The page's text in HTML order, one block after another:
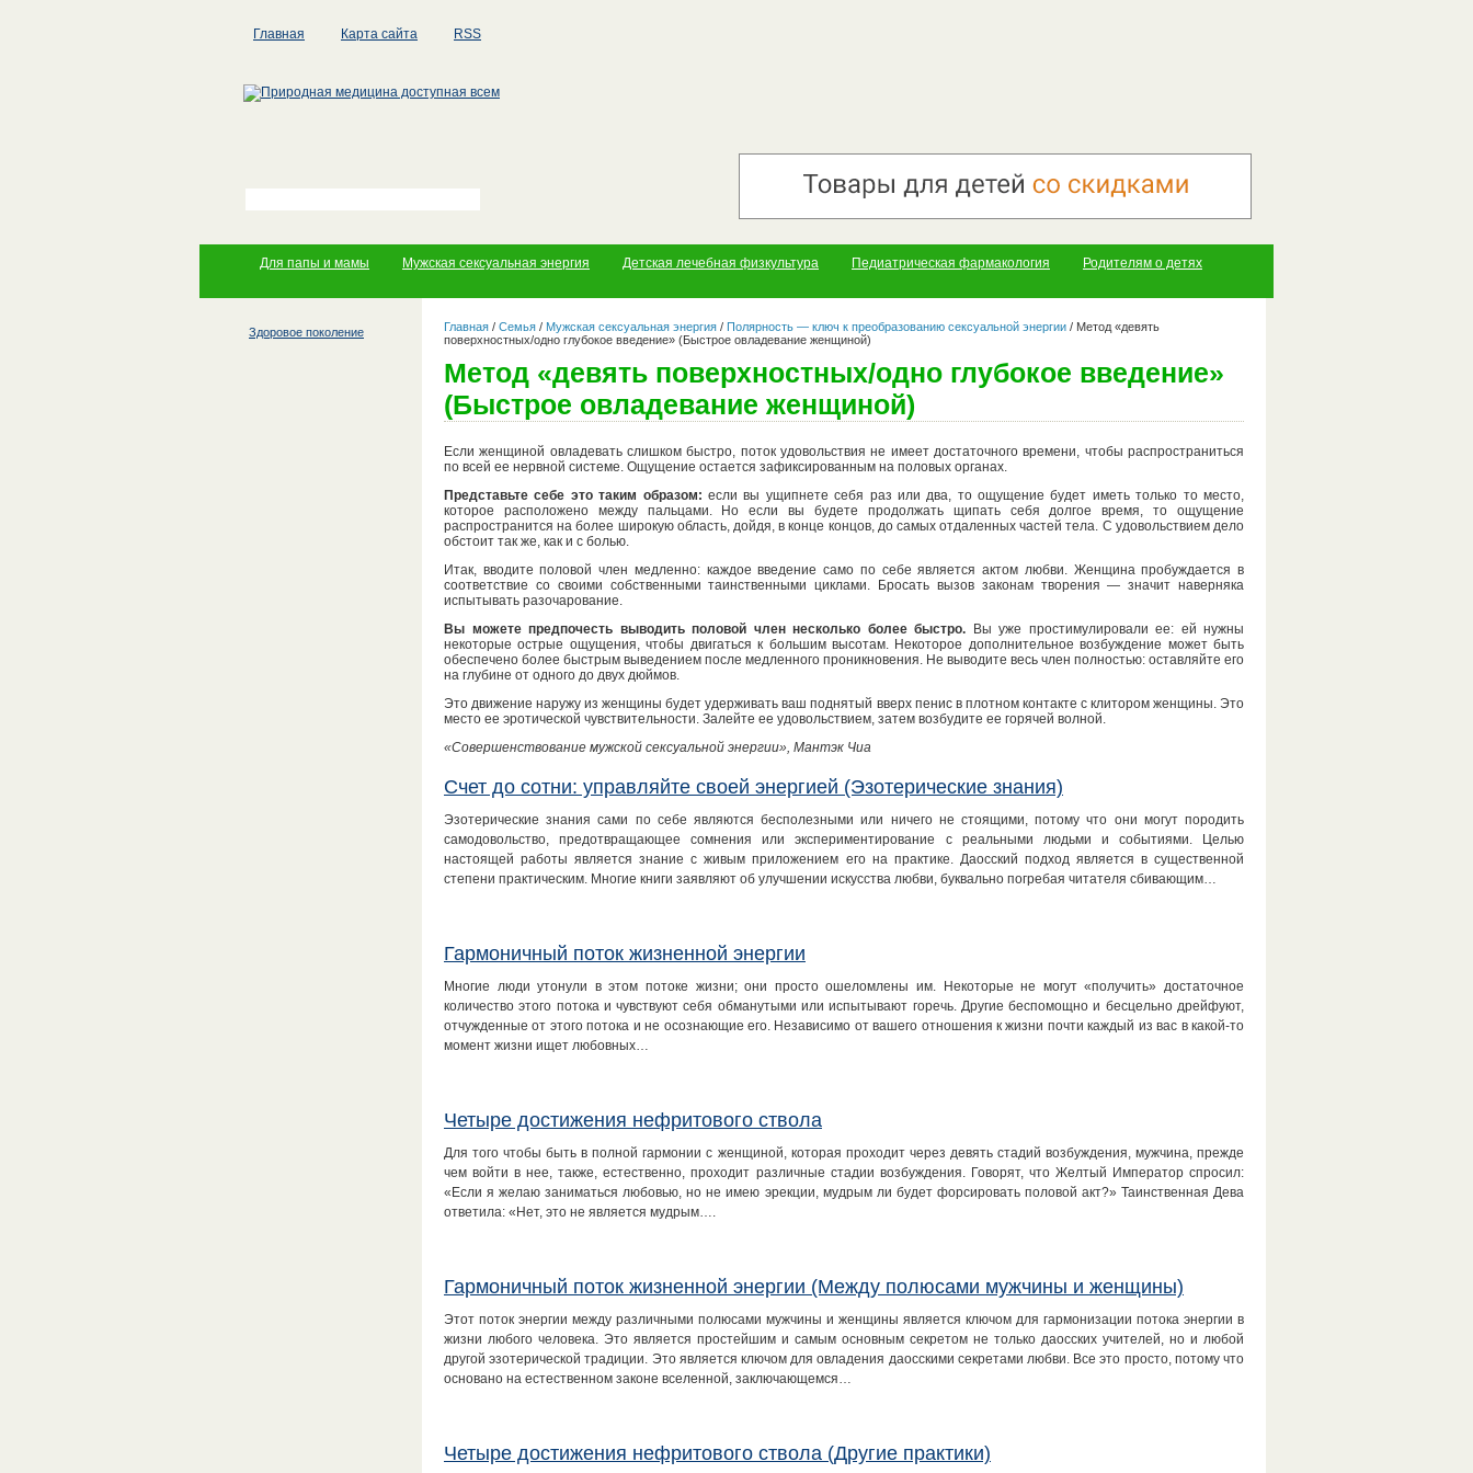
Главная Карта сайта RSS
Для папы и мамы Мужская сексуальная энергия Детская лечебная физкультура Педиатрическая фармакология Родителям о детях
Здоровое поколение Главная / Семья / Мужская сексуальная энергия / Полярность — ключ к преобразованию сексуальной энергии / Метод «девять
поверхностных/одно глубокое введение» (Быстрое овладевание женщиной)
Метод «девять поверхностных/одно глубокое введение»
(Быстрое овладевание женщиной)
Если женщиной овладевать слишком быстро, поток удовольствия не имеет достаточного времени, чтобы распространиться
по всей ее нервной системе. Ощущение остается зафиксированным на половых органах.
Представьте себе это таким образом: если вы ущипнете себя раз или два, то ощущение будет иметь только то место,
которое расположено между пальцами. Но если вы будете продолжать щипать себя долгое время, то ощущение
распространится на более широкую область, дойдя, в конце концов, до самых отдаленных частей тела. С удовольствием дело
обстоит так же, как и с болью.
Итак, вводите половой член медленно: каждое введение само по себе является актом любви. Женщина пробуждается в
соответствие со своими собственными таинственными циклами. Бросать вызов законам творения — значит наверняка
испытывать разочарование.
Вы можете предпочесть выводить половой член несколько более быстро. Вы уже простимулировали ее: ей нужны
некоторые острые ощущения, чтобы двигаться к большим высотам. Некоторое дополнительное возбуждение может быть
обеспечено более быстрым выведением после медленного проникновения. Не выводите весь член полностью: оставляйте его
на глубине от одного до двух дюймов.
Это движение наружу из женщины будет удерживать ваш поднятый вверх пенис в плотном контакте с клитором женщины. Это
место ее эротической чувствительности. Залейте ее удовольствием, затем возбудите ее горячей волной.
«Совершенствование мужской сексуальной энергии», Мантэк Чиа
Счет до сотни: управляйте своей энергией (Эзотерические знания)
Эзотерические знания сами по себе являются бесполезными или ничего не стоящими, потому что они могут породить
самодовольство, предотвращающее сомнения или экспериментирование с реальными людьми и событиями. Целью
настоящей работы является знание с живым приложением его на практике. Даосский подход является в существенной
степени практическим. Многие книги заявляют об улучшении искусства любви, буквально погребая читателя сбивающим…
Гармоничный поток жизненной энергии
Многие люди утонули в этом потоке жизни; они просто ошеломлены им. Некоторые не могут «получить» достаточное
количество этого потока и чувствуют себя обманутыми или испытывают горечь. Другие беспомощно и бесцельно дрейфуют,
отчужденные от этого потока и не осознающие его. Независимо от вашего отношения к жизни почти каждый из вас в какой-то
момент жизни ищет любовных…
Четыре достижения нефритового ствола
Для того чтобы быть в полной гармонии с женщиной, которая проходит через девять стадий возбуждения, мужчина, прежде
чем войти в нее, также, естественно, проходит различные стадии возбуждения. Говорят, что Желтый Император спросил:
«Если я желаю заниматься любовью, но не имею эрекции, мудрым ли будет форсировать половой акт?» Таинственная Дева
ответила: «Нет, это не является мудрым….
Гармоничный поток жизненной энергии (Между полюсами мужчины и женщины)
Этот поток энергии между различными полюсами мужчины и женщины является ключом для гармонизации потока энергии в
жизни любого человека. Это является простейшим и самым основным секретом не только даосских учителей, но и любой
другой эзотерической традиции. Это является ключом для овладения даосскими секретами любви. Все это просто, потому что
основано на естественном законе вселенной, заключающемся…
Четыре достижения нефритового ствола (Другие практики)